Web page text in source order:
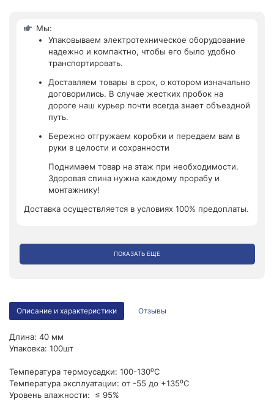
Мы:
Упаковываем электротехническое оборудование
надежно и компактно, чтобы его было удобно
транспортировать.
Доставляем товары в срок, о котором изначально
договорились. В случае жестких пробок на
дороге наш курьер почти всегда знает объездной
путь.
Бережно отгружаем коробки и передаем вам в
руки в целости и сохранности
Поднимаем товар на этаж при необходимости.
Здоровая спина нужна каждому прорабу и
монтажнику!
Доставка осуществляется в условиях 100% предоплаты.
ПОКАЗАТЬ ЕЩЕ
Описание и характеристики Отзывы
Длина: 40 мм
Упаковка: 100шт
Температура термоусадки: 100-130⁰C
Температура эксплуатации: от -55 до +135⁰С
Уровень влажности: ≤ 95%